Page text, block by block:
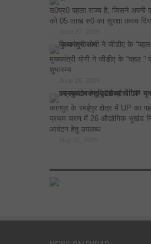
उ0प्र0 पहला राज्य है, जिसने अपनी
को 05 लाख रु0 का सुरक्षा कवच
मुख्यमंत्री योगी ने जीडीए के “पहल ”
शुभारम्भ
कानपुर के रमईपुर क्षेत्र में UP का
प्रथम चरण में 26 औद्योगिक भूखंड
आवंटन हेतु उपलब्ध